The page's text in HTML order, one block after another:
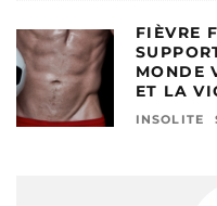
FIÈVRE
MONDE
ET LA
INSOLITE